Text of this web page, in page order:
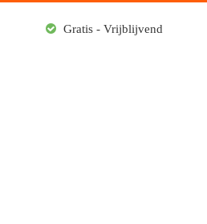
Gratis - Vrijblijvend